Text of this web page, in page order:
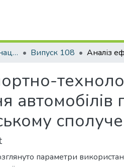
Вісник Харківського національного автомобільно-дорожнього університету / Вестник Харьковского национального автомобильно-дорожного университета Випуск 108
параметри